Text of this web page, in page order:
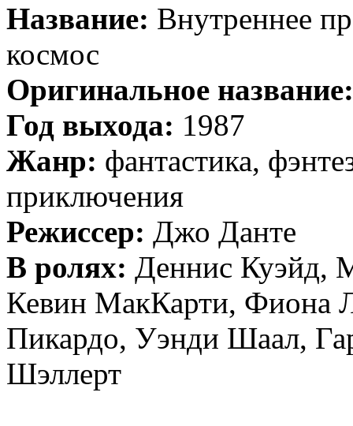
Название: Внутреннее
космос
Оригинальное
Год выхода: 1987
Жанр: фантастика,
приключения
Режиссер: Джо Данте
В ролях: Деннис Куэйд,
Кевин МакКарти, Фиона
Пикардо, Уэнди Шаал,
Шэллерт